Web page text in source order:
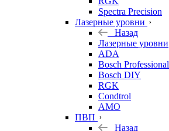
Spectra Precision
Лазерные уровни
Назад
Лазерные уровни
ADA
Bosch Professional
Bosch DIY
RGK
Condtrol
AMO
ПВП
Назад